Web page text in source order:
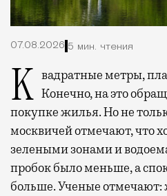
07.08.2026 5 мин. чтения
Квадратные метры, планировки, вид из окон. Конечно, на это
покупке жилья. Но не
москвичей отмечают, что
зелеными зонами и
пробок было меньше, а
больше. Ученые отмечают: